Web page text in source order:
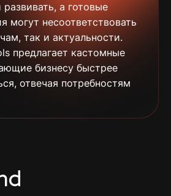
а готовые
могут несоответствовать
так и актуальности.
предлагает кастомные
бизнесу быстрее
отвечая потребностям